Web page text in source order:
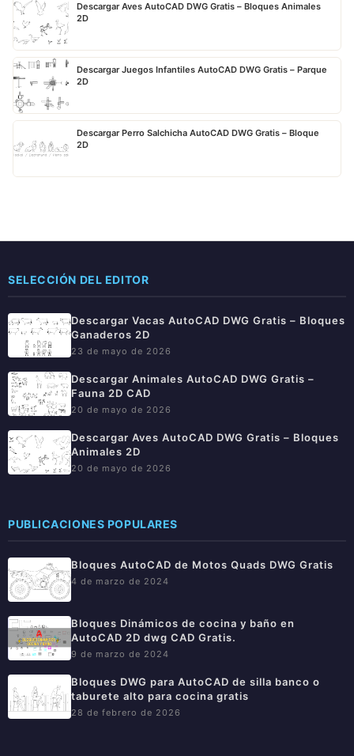
Descargar Aves AutoCAD DWG Gratis – Bloques Animales
2D
Descargar Juegos Infantiles AutoCAD DWG Gratis – Parque
2D
Descargar Perro Salchicha AutoCAD DWG Gratis – Bloque
2D
SELECCIÓN DEL EDITOR
Descargar Vacas AutoCAD DWG Gratis – Bloques
Ganaderos 2D
23 de mayo de 2026
Descargar Animales AutoCAD DWG Gratis –
Fauna 2D CAD
20 de mayo de 2026
Descargar Aves AutoCAD DWG Gratis – Bloques
Animales 2D
20 de mayo de 2026
PUBLICACIONES POPULARES
Bloques AutoCAD de Motos Quads DWG Gratis
4 de marzo de 2024
Bloques Dinámicos de cocina y baño en
AutoCAD 2D dwg CAD Gratis.
9 de marzo de 2024
Bloques DWG para AutoCAD de silla banco o
taburete alto para cocina gratis
28 de febrero de 2026